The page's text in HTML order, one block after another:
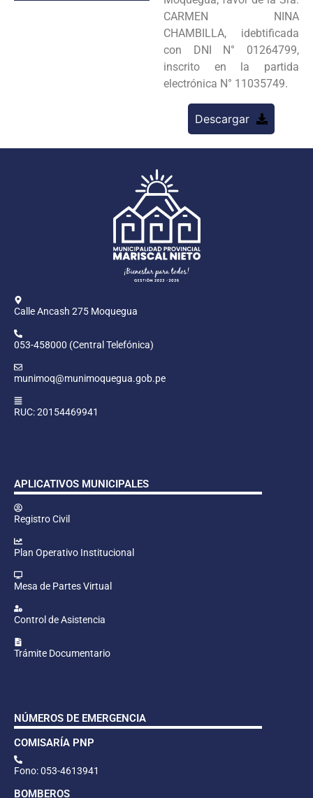
CARMEN NINA
CHAMBILLA, idebtificada
con DNI N° 01264799,
inscrito en la partida
electrónica N° 11035749.
Descargar
Calle Ancash 275 Moquegua
053-458000 (Central Telefónica)
munimoq@munimoquegua.gob.pe
RUC: 20154469941
APLICATIVOS MUNICIPALES
Registro Civil
Plan Operativo Institucional
Mesa de Partes Virtual
Control de Asistencia
Trámite Documentario
NÚMEROS DE EMERGENCIA
COMISARÍA PNP
Fono: 053-4613941
BOMBEROS